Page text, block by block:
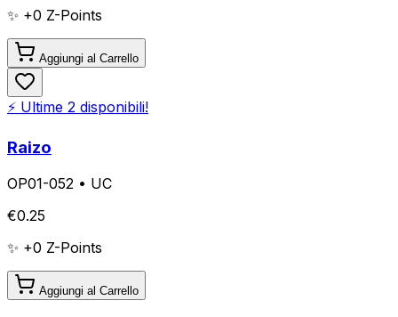
✨ +0 Z-Points
Aggiungi al Carrello
⚡ Ultime 2 disponibili!
Raizo
OP01-052 • UC
€0.25
✨ +0 Z-Points
Aggiungi al Carrello